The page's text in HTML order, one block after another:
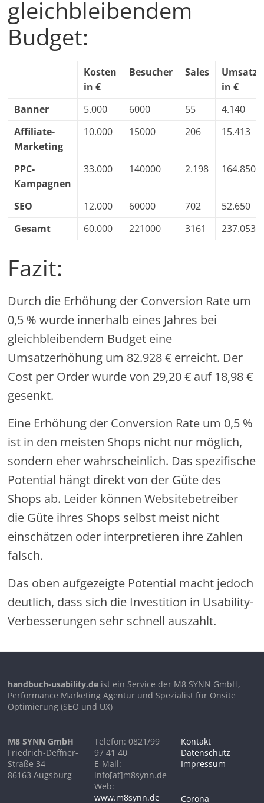
gleichbleibendem
Budget:
Kosten
in €
Besucher Sales
Umsatz
in €
Banner
5.000 6000 55
4.140
Affiliate-
Marketing
10.000 15000 206 15.413
PPC-
Kampagnen
33.000 140000 2.198 164.850
SEO 12.000 60000 702
52.650
Gesamt
60.000 221000 3161 237.053
Fazit:
Durch die Erhöhung der Conversion Rate um
0,5 % wurde innerhalb eines Jahres bei
gleichbleibendem Budget eine
Umsatzerhöhung um 82.928 € erreicht. Der
Cost per Order wurde von 29,20 € auf 18,98 €
gesenkt.
Eine Erhöhung der Conversion Rate um 0,5 %
ist in den meisten Shops nicht nur möglich,
sondern eher wahrscheinlich. Das spezifische
Potential hängt direkt von der Güte des
Shops ab. Leider können Websitebetreiber
die Güte ihres Shops selbst meist nicht
einschätzen oder interpretieren ihre Zahlen
falsch.
Das oben aufgezeigte Potential macht jedoch
deutlich, dass sich die Investition in Usability-
Verbesserungen sehr schnell auszahlt.
handbuch-usability.de ist ein Service der M8 SYNN GmbH,
Performance Marketing Agentur und Spezialist für Onsite
Optimierung (SEO und UX)
M8 SYNN GmbH
Friedrich-Deffner-
Straße 34
86163 Augsburg
Telefon: 0821/99
97 41 40
E-Mail:
info[at]m8synn.de
Web:
www.m8synn.de
Kontakt
Datenschutz
Impressum
Corona